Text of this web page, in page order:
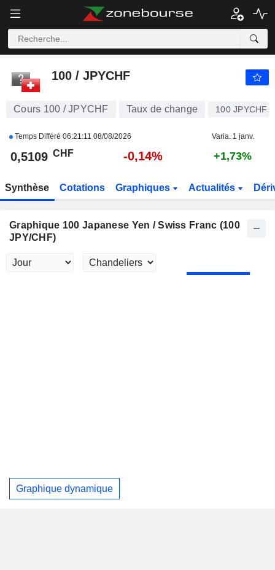
100 / JPYCHF
100 / JPYCHF
Cours 100 / JPYCHF Taux de change 100 JPYCHF
Temps Différé 06:21:11 08/08/2026 Varia. 1 janv.
0,5109 CHF -0,14% +1,73%
Synthèse Cotations Graphiques Actualités
Graphique 100 Japanese Yen / Swiss Franc (100
JPY/CHF)
Graphique dynamique